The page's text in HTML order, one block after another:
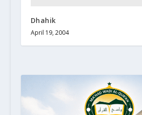
Dhahik
April 19, 2004